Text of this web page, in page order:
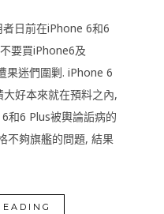
日前在iPhone 6和6
要買iPhone6及
果迷們圍剿. iPhone 6
好本來就在預料之內,
和6 Plus被輿論詬病的
不夠旗艦的問題, 結果